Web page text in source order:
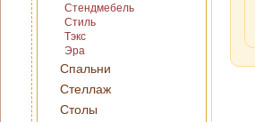
Стендмебель
Стиль
Тэкс
Эра
Спальни
Стеллаж
Столы